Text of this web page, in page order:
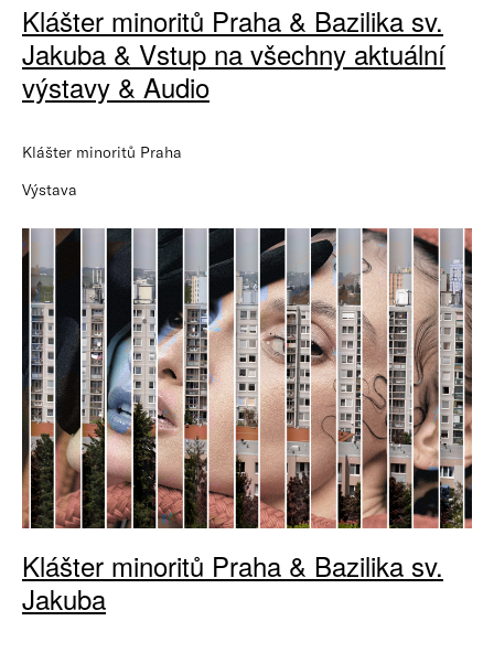
Klášter minoritů Praha & Bazilika sv.
Jakuba & Vstup na všechny aktuální
výstavy & Audio
Klášter minoritů Praha
Výstava
Klášter minoritů Praha & Bazilika sv.
Jakuba